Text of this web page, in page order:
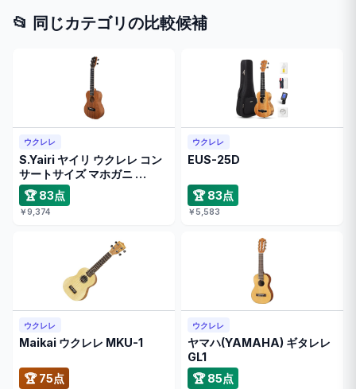
📂 同じカテゴリの比較候補
ウクレレ
S.Yairi ヤイリ ウクレレ コン
サートサイズ マホガニ …
🏆 83点
￥9,374
ウクレレ
EUS-25D
🏆 83点
￥5,583
ウクレレ
Maikai ウクレレ MKU-1
🏆 75点
ウクレレ
ヤマハ(YAMAHA) ギタレレ
GL1
🏆 85点